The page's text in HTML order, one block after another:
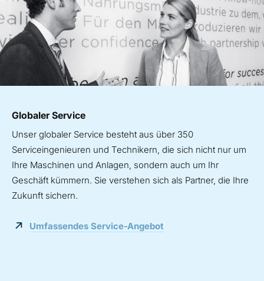
Globaler Service
Unser globaler Service besteht aus über 350
Serviceingenieuren und Technikern, die sich nicht nur um
Ihre Maschinen und Anlagen, sondern auch um Ihr
Geschäft kümmern. Sie verstehen sich als Partner, die Ihre
Zukunft sichern.
Umfassendes Service-Angebot